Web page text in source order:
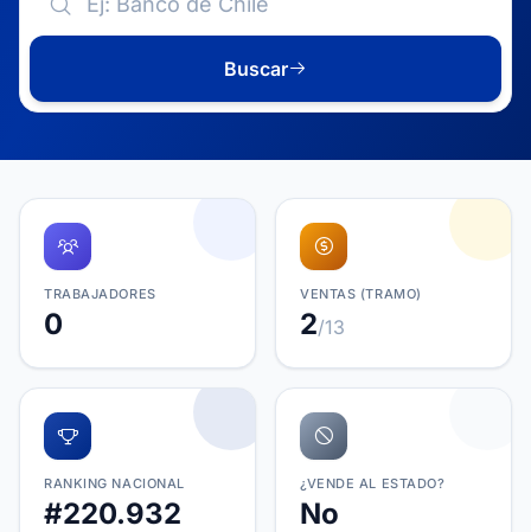
Buscar
TRABAJADORES
0
VENTAS (TRAMO)
2/13
RANKING NACIONAL
#220.932
¿VENDE AL ESTADO?
No